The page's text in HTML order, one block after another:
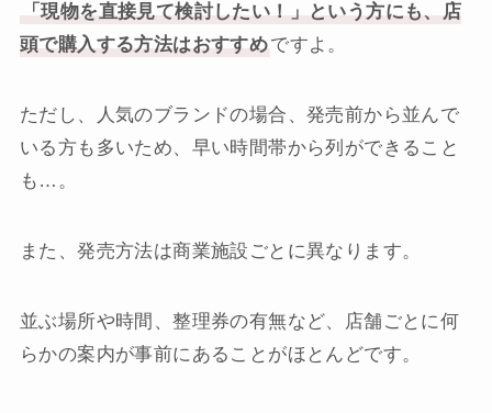
「現物を直接見て検討したい！」という方にも、店
頭で購入する方法はおすすめですよ。
ただし、人気のブランドの場合、発売前から並んで
いる方も多いため、早い時間帯から列ができること
も…。
また、発売方法は商業施設ごとに異なります。
並ぶ場所や時間、整理券の有無など、店舗ごとに何
らかの案内が事前にあることがほとんどです。